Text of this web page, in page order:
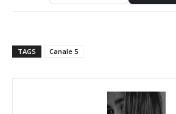
TAGS Canale 5